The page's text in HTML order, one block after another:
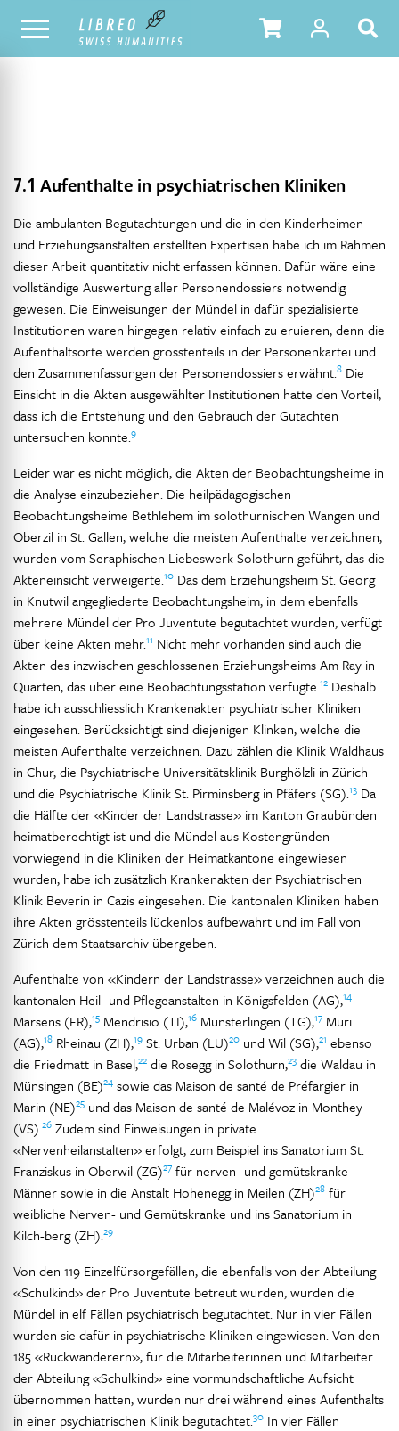
NOTRE CATALOGUE TABLE DES MATIÈRES
7.1 Aufenthalte in psychiatrischen Kliniken
Die ambulanten Begutachtungen und die in den Kinderheimen
und Erziehungsanstalten erstellten Expertisen habe ich im Rahmen
dieser Arbeit quantitativ nicht erfassen können. Dafür wäre eine
vollständige Auswertung aller Personendossiers notwendig
gewesen. Die Einweisungen der Mündel in dafür spezialisierte
Institutionen waren hingegen relativ einfach zu eruieren, denn die
Aufenthaltsorte werden grösstenteils in der Personenkartei und
den Zusammenfassungen der Personendossiers erwähnt.8 Die
Einsicht in die Akten ausgewählter Institutionen hatte den Vorteil,
dass ich die Entstehung und den Gebrauch der Gutachten
untersuchen konnte.9
Leider war es nicht möglich, die Akten der Beobachtungsheime in
die Analyse einzubeziehen. Die heilpädagogischen
Beobachtungsheime Bethlehem im solothurnischen Wangen und
Oberzil in St. Gallen, welche die meisten Aufenthalte verzeichnen,
wurden vom Seraphischen Liebeswerk Solothurn geführt, das die
Akteneinsicht verweigerte.10 Das dem Erziehungsheim St. Georg
in Knutwil angegliederte Beobachtungsheim, in dem ebenfalls
mehrere Mündel der Pro Juventute begutachtet wurden, verfügt
über keine Akten mehr.11 Nicht mehr vorhanden sind auch die
Akten des inzwischen geschlossenen Erziehungsheims Am Ray in
Quarten, das über eine Beobachtungsstation verfügte.12 Deshalb
habe ich ausschliesslich Krankenakten psychiatrischer Kliniken
eingesehen. Berücksichtigt sind diejenigen Klinken, welche die
meisten Aufenthalte verzeichnen. Dazu zählen die Klinik Waldhaus
in Chur, die Psychiatrische Universitätsklinik Burghölzli in Zürich
und die Psychiatrische Klinik St. Pirminsberg in Pfäfers (SG).13 Da
die Hälfte der «Kinder der Landstrasse» im Kanton Graubünden
heimatberechtigt ist und die Mündel aus Kostengründen
vorwiegend in die Kliniken der Heimatkantone eingewiesen
wurden, habe ich zusätzlich Krankenakten der Psychiatrischen
Klinik Beverin in Cazis eingesehen. Die kantonalen Kliniken haben
ihre Akten grösstenteils lückenlos aufbewahrt und im Fall von
Zürich dem Staatsarchiv übergeben.
Aufenthalte von «Kindern der Landstrasse» verzeichnen auch die
kantonalen Heil- und Pflegeanstalten in Königsfelden (AG),14
Marsens (FR),15 Mendrisio (TI),16 Münsterlingen (TG),17 Muri
(AG),18 Rheinau (ZH),19 St. Urban (LU)20 und Wil (SG),21 ebenso
die Friedmatt in Basel,22 die Rosegg in Solothurn,23 die Waldau in
Münsingen (BE)24 sowie das Maison de santé de Préfargier in
Marin (NE)25 und das Maison de santé de Malévoz in Monthey
(VS).26 Zudem sind Einweisungen in private
«Nervenheilanstalten» erfolgt, zum Beispiel ins Sanatorium St.
Franziskus in Oberwil (ZG)27 für nerven- und gemütskranke
Männer sowie in die Anstalt Hohenegg in Meilen (ZH)28 für
weibliche Nerven- und Gemütskranke und ins Sanatorium in
Kilch-berg (ZH).29
Von den 119 Einzelfürsorgefällen, die ebenfalls von der Abteilung
«Schulkind» der Pro Juventute betreut wurden, wurden die
Mündel in elf Fällen psychiatrisch begutachtet. Nur in vier Fällen
wurden sie dafür in psychiatrische Kliniken eingewiesen. Von den
185 «Rückwanderern», für die Mitarbeiterinnen und Mitarbeiter
der Abteilung «Schulkind» eine vormundschaftliche Aufsicht
übernommen hatten, wurden nur drei während eines Aufenthalts
in einer psychiatrischen Klinik begutachtet.30 In vier Fällen